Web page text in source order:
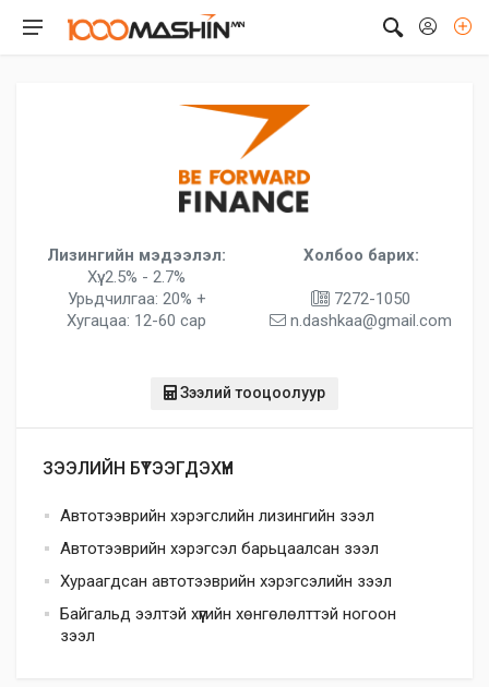
Лизингийн мэдээлэл:
Хүү: 2.5% - 2.7%
Урьдчилгаа: 20% +
Хугацаа: 12-60 сар
Холбоо барих:
7272-1050
n.dashkaa@gmail.com
Зээлий тооцоолуур
ЗЭЭЛИЙН БҮТЭЭГДЭХҮҮН
Автотээврийн хэрэгслийн лизингийн зээл
Автотээврийн хэрэгсэл барьцаалсан зээл
Хураагдсан автотээврийн хэрэгсэлийн зээл
Байгальд ээлтэй хүүгийн хөнгөлөлттэй ногоон
зээл